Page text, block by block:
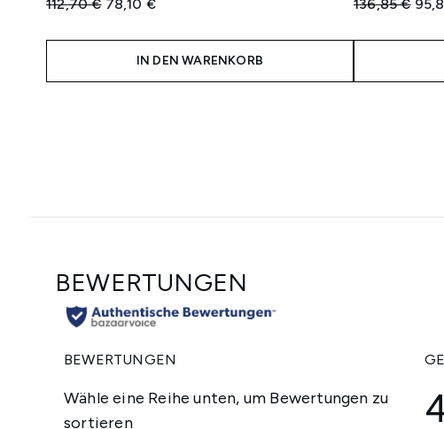
112,70 € 78,10 €
IN DEN WARENKORB
136,85 €